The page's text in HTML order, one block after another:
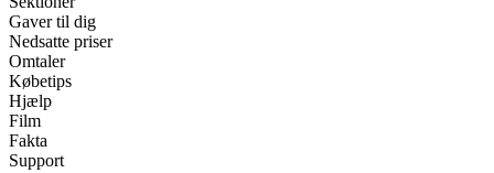
Gaver til dig
Nedsatte priser
Omtaler
Købetips
Hjælp
Film
Fakta
Support